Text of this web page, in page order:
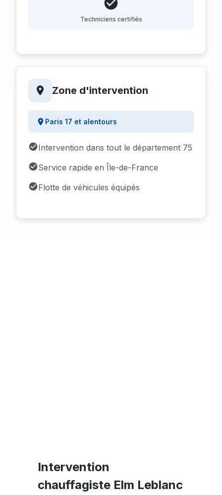
Techniciens certifiés
Zone d'intervention
Paris 17 et alentours
Intervention dans tout le département 75
Service rapide en Île-de-France
Flotte de véhicules équipés
Intervention
chauffagiste Elm Leblanc